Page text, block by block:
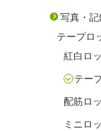
写真・
テープロ
紅白ロ
テー
配筋ロ
ミニロ